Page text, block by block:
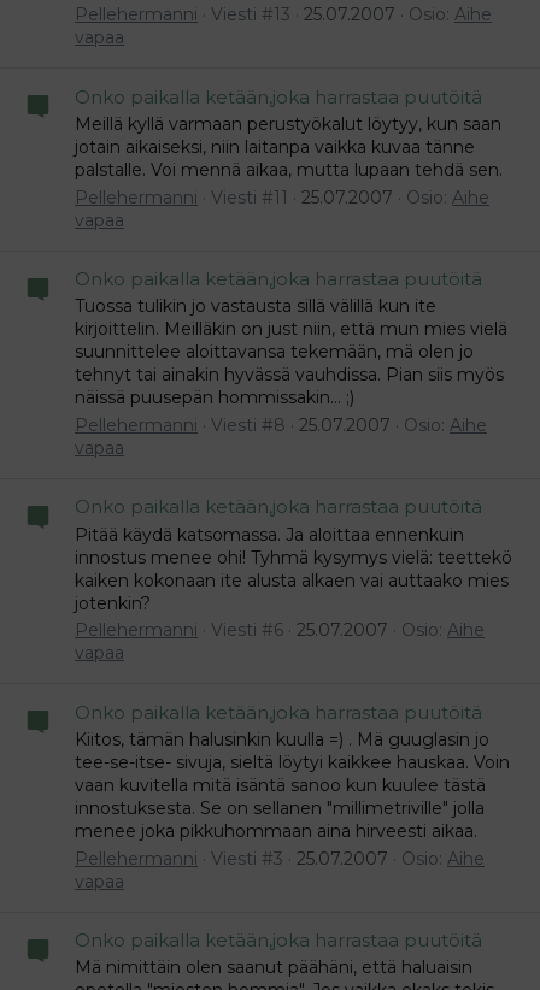
Pellehermanni
Viesti #13 25.07.2007 Osio: Aihe
vapaa
Onko paikalla ketään,joka harrastaa puutöitä
Meillä kyllä varmaan perustyökalut löytyy, kun saan
jotain aikaiseksi, niin laitanpa vaikka kuvaa tänne
palstalle. Voi mennä aikaa, mutta lupaan tehdä sen.
Pellehermanni
Viesti #11 25.07.2007 Osio: Aihe
vapaa
Onko paikalla ketään,joka harrastaa puutöitä
Tuossa tulikin jo vastausta sillä välillä kun ite
kirjoittelin. Meilläkin on just niin, että mun mies vielä
suunnittelee aloittavansa tekemään, mä olen jo
tehnyt tai ainakin hyvässä vauhdissa. Pian siis myös
näissä puusepän hommissakin... ;)
Pellehermanni
Viesti #8 25.07.2007 Osio: Aihe
vapaa
Onko paikalla ketään,joka harrastaa puutöitä
Pitää käydä katsomassa. Ja aloittaa ennenkuin
innostus menee ohi! Tyhmä kysymys vielä: teettekö
kaiken kokonaan ite alusta alkaen vai auttaako mies
jotenkin?
Pellehermanni
Viesti #6 25.07.2007 Osio: Aihe
vapaa
Onko paikalla ketään,joka harrastaa puutöitä
Kiitos, tämän halusinkin kuulla =) . Mä guuglasin jo
tee-se-itse- sivuja, sieltä löytyi kaikkee hauskaa. Voin
vaan kuvitella mitä isäntä sanoo kun kuulee tästä
innostuksesta. Se on sellanen "millimetriville" jolla
menee joka pikkuhommaan aina hirveesti aikaa.
Pellehermanni
Viesti #3 25.07.2007 Osio: Aihe
vapaa
Onko paikalla ketään,joka harrastaa puutöitä
Mä nimittäin olen saanut päähäni, että haluaisin